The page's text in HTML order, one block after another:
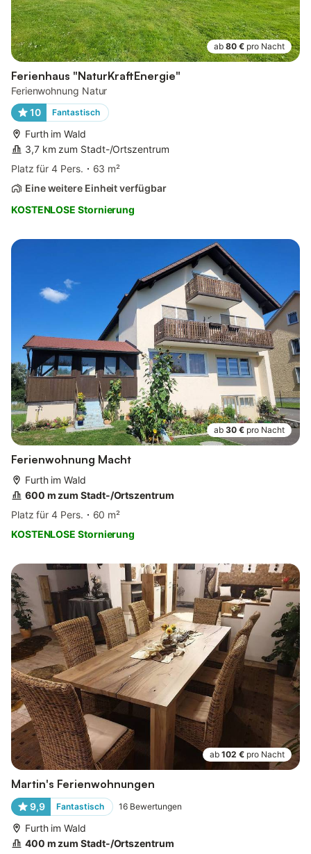
ab 80 € pro Nacht
Ferienhaus "NaturKraftEnergie"
Ferienwohnung Natur
10
Fantastisch
Furth im Wald
3,7 km zum Stadt-/Ortszentrum
Platz für 4 Pers.
63 m²
Eine weitere Einheit verfügbar
KOSTENLOSE Stornierung
ab 30 € pro Nacht
Ferienwohnung Macht
Furth im Wald
600 m zum Stadt-/Ortszentrum
Platz für 4 Pers.
60 m²
KOSTENLOSE Stornierung
ab 102 € pro Nacht
Martin's Ferienwohnungen
9,9 Fantastisch 16 Bewertungen
Furth im Wald
400 m zum Stadt-/Ortszentrum